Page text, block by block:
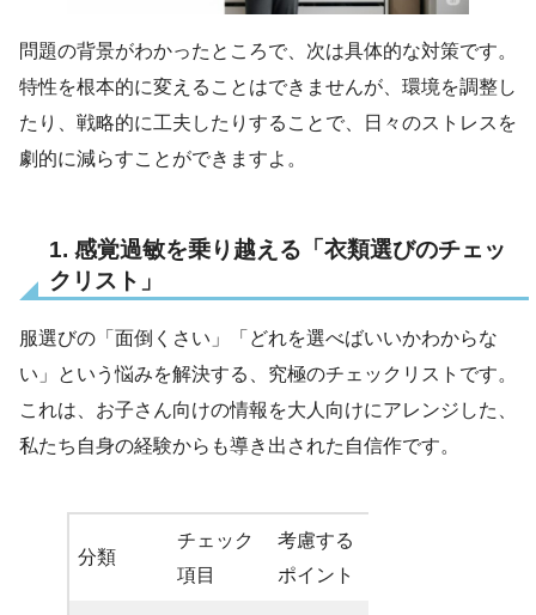
問題の背景がわかったところで、次は具体的な対策です。
特性を根本的に変えることはできませんが、環境を調整し
たり、戦略的に工夫したりすることで、日々のストレスを
劇的に減らすことができますよ。
1. 感覚過敏を乗り越える「衣類選びのチェッ
クリスト」
服選びの「面倒くさい」「どれを選べばいいかわからな
い」という悩みを解決する、究極のチェックリストです。
これは、お子さん向けの情報を大人向けにアレンジした、
私たち自身の経験からも導き出された自信作です。
分類
チェック
項目
考慮する
ポイント